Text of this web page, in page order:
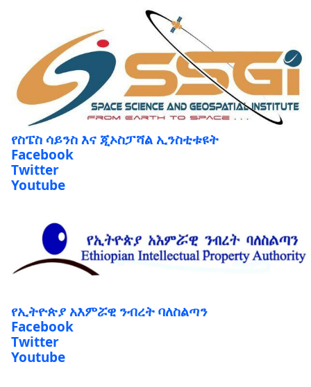
የስፔስ ሳይንስ እና ጂኦስፓሻል ኢንስቲቱዩት
Facebook
Twitter
Youtube
የኢትዮጵያ አእምሯዊ ንብረት ባለስልጣን
Facebook
Twitter
Youtube